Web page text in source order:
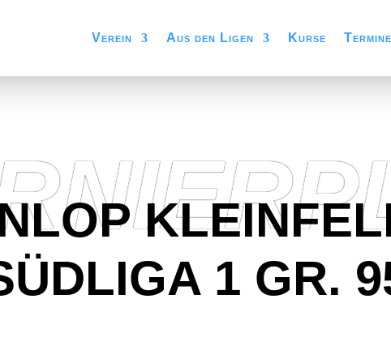
Verein Aus den Ligen Kurse Termine
1 GR.